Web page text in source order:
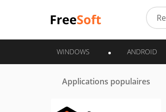
WINDOWS ANDROID
Applications populaires